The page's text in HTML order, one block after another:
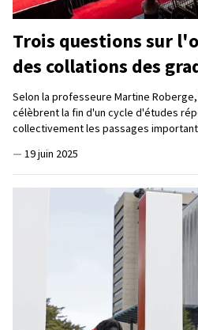
Trois questions sur
des collations des
Selon la professeure Martine
célèbrent la fin d'un cycle d'études
collectivement les passages
— 19 juin 2025